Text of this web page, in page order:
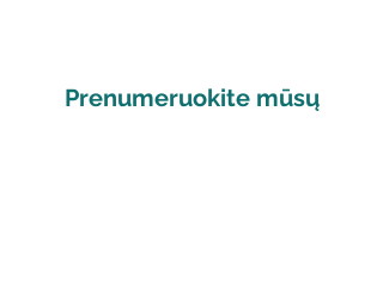
Prenumeruokite mūsų